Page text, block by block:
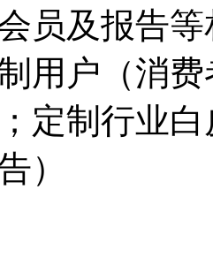
员及报告
用户（消
定制行业
）